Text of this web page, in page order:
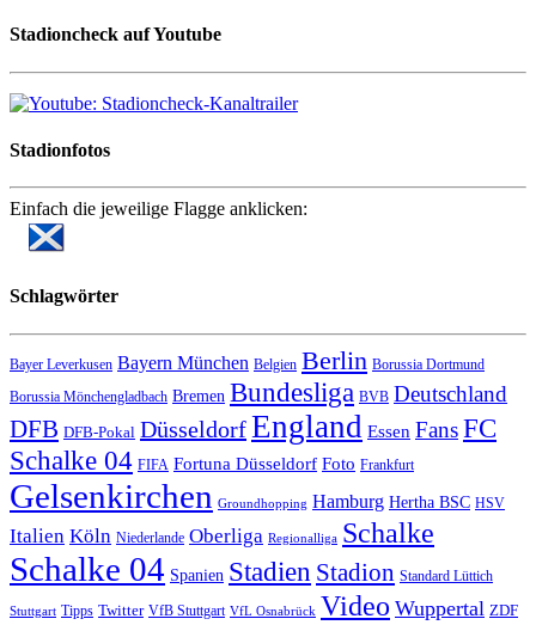
Stadioncheck auf Youtube
Stadionfotos
Einfach die jeweilige Flagge anklicken:
Schlagwörter
Bayer Leverkusen Bayern München Belgien Berlin Borussia Dortmund
Borussia Mönchengladbach Bremen Bundesliga BVB Deutschland
DFB DFB-Pokal DüsseldorfEngland Essen FansFC
Schalke 04 FIFA Fortuna Düsseldorf Foto Frankfurt
Gelsenkirchen Groundhopping Hamburg Hertha BSC HSV
Italien Köln Niederlande Oberliga Regionalliga Schalke
Schalke 04 Spanien Stadien Stadion Standard Lüttich
Stuttgart Tipps Twitter VfB Stuttgart VfL Osnabrück Video Wuppertal ZDF